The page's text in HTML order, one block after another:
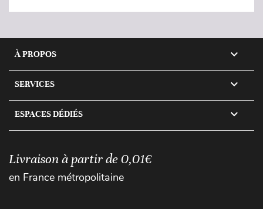
À PROPOS 
SERVICES 
ESPACES DÉDIÉS 
Livraison à partir de 0,01€
en France métropolitaine